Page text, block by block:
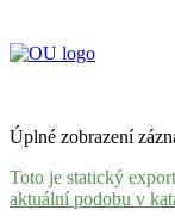
Úplné zobrazení
Toto je statický
aktuální podobu v